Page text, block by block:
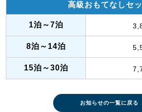
高級おもてなしセ
1泊～7泊
8泊～14泊
15泊～30泊
お知らせの一覧に戻る